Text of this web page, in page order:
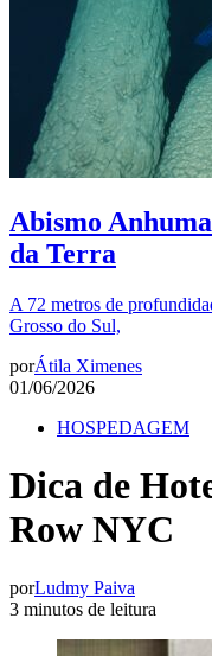
Abismo
da Terra
A 72 metros de
Grosso do Sul,
porÁtila Ximenes
01/06/2026
HOSPEDAGEM
Dica de
Row NYC
porLudmy Paiva
3 minutos de leitura